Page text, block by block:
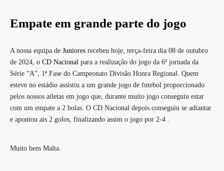
Empate em grande parte do jogo
A nossa equipa de Juniores recebeu hoje, terça-feira dia 08 de outubro
de 2024, o CD Nacional para a realização do jogo da 6ª jornada da
Série “A”, 1ª Fase do Campeonato Divisão Honra Regional. Quem
esteve no estádio assistiu a um grande jogo de futebol proporcionado
pelos nossos atletas em jogo que, durante muito jogo conseguiu estar
com um empate a 2 bolas. O CD Nacional depois conseguiu se adiantar
e apontou ais 2 golos, finalizando assim o jogo por 2-4 .
Muito bem Malta.